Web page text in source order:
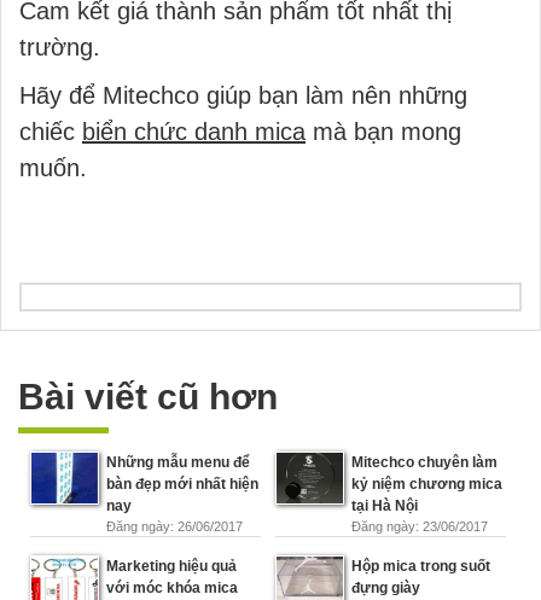
Cam kết giá thành sản phẩm tốt nhất thị
trường.
Hãy để Mitechco giúp bạn làm nên những
chiếc biển chức danh mica mà bạn mong
muốn.
Bài viết cũ hơn
Những mẫu menu để
bàn đẹp mới nhất hiện
nay
Đăng ngày: 26/06/2017
Mitechco chuyên làm
kỷ niệm chương mica
tại Hà Nội
Đăng ngày: 23/06/2017
Marketing hiệu quả
với móc khóa mica
Hộp mica trong suốt
đựng giày